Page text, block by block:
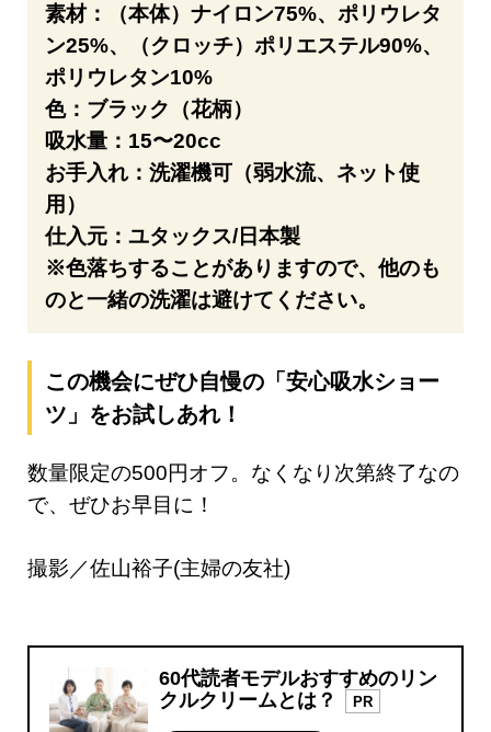
素材：（本体）ナイロン75%、ポリウレタ
ン25%、（クロッチ）ポリエステル90%、
ポリウレタン10%
色：ブラック（花柄）
吸水量：15〜20cc
お手入れ：洗濯機可（弱水流、ネット使
用）
仕入元：ユタックス/日本製
※色落ちすることがありますので、他のも
のと一緒の洗濯は避けてください。
この機会にぜひ自慢の「安心吸水ショー
ツ」をお試しあれ！
数量限定の500円オフ。なくなり次第終了なの
で、ぜひお早目に！
撮影／佐山裕子(主婦の友社)
60代読者モデルおすすめのリン
クルクリームとは？
PR